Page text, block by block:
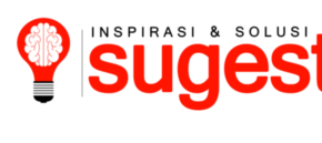
Lompat
ke
konten